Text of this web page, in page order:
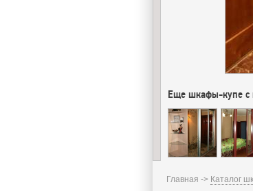
Еще шкафы-купе с
Главная -> Каталог